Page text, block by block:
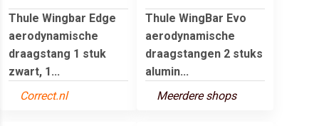
Thule Wingbar Edge
aerodynamische
draagstang 1 stuk
zwart, 1...
Correct.nl
Thule WingBar Evo
aerodynamische
draagstangen 2 stuks
alumin...
Meerdere shops